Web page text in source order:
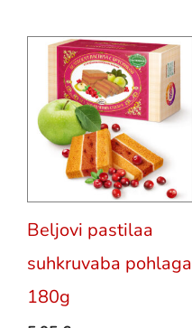
Beljovi pastilaa
suhkruvaba pohlaga
180g